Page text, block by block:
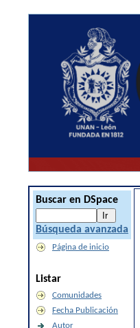
Buscar en DSpace
Búsqueda avanzada
Página de inicio
Listar
Comunidades
Fecha Publicación
Autor